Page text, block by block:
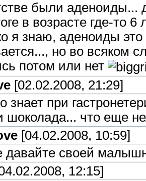
были
в возрасте где-то
я знаю, аденоиды это
но во всяком
потом или нет
[02.02.2008, 21:29]
знает при
шоколада... что еще
[04.02.2008, 10:59]
давайте своей
12:15]